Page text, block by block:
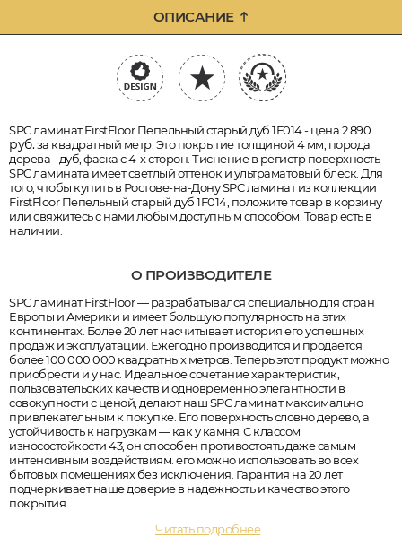
ОПИСАНИЕ
SPC ламинат FirstFloor Пепельный старый дуб 1F014 - цена 2 890
руб.за квадратный метр. Это покрытие толщиной 4 мм, порода
дерева - дуб, фаска с 4-х сторон. Тиснение в регистр поверхность
SPC ламината имеет светлый оттенок и ультраматовый блеск. Для
того, чтобы купить в Ростове-на-Дону SPC ламинат из коллекции
FirstFloor Пепельный старый дуб 1F014, положите товар в корзину
или свяжитесь с нами любым доступным способом. Товар есть в
наличии.
О ПРОИЗВОДИТЕЛЕ
SPC ламинат FirstFloor — разрабатывался специально для стран
Европы и Америки и имеет большую популярность на этих
континентах. Более 20 лет насчитывает история его успешных
продаж и эксплуатации. Ежегодно производится и продается
более 100 000 000 квадратных метров. Теперь этот продукт можно
приобрести и у нас. Идеальное сочетание характеристик,
пользовательских качеств и одновременно элегантности в
совокупности с ценой, делают наш SPC ламинат максимально
привлекательным к покупке. Его поверхность словно дерево, а
устойчивость к нагрузкам — как у камня. С классом
износостойкости 43, он способен противостоять даже самым
интенсивным воздействиям. его можно использовать во всех
бытовых помещениях без исключения. Гарантия на 20 лет
подчеркивает наше доверие в надежность и качество этого
покрытия.
Читать подробнее